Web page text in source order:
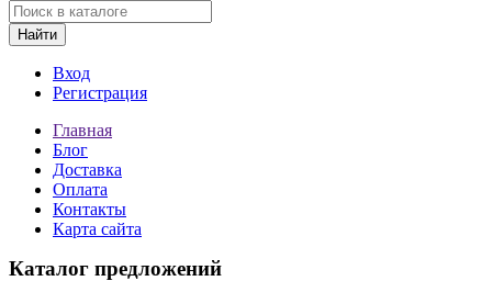
Найти
Вход
Регистрация
Главная
Блог
Доставка
Оплата
Контакты
Карта сайта
Каталог предложений